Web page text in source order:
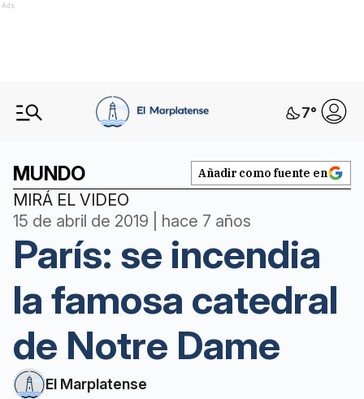
Ads
7°
MUNDO Añadir como fuente en
MIRÁ EL VIDEO
15 de abril de 2019 | hace 7 años
París: se incendia
la famosa catedral
de Notre Dame
El Marplatense